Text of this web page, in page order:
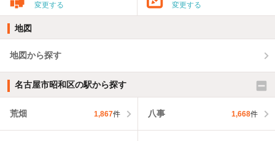
変更する 変更する
地図
地図から探す
名古屋市昭和区の駅から探す
荒畑 1,867件 八事 1,668件